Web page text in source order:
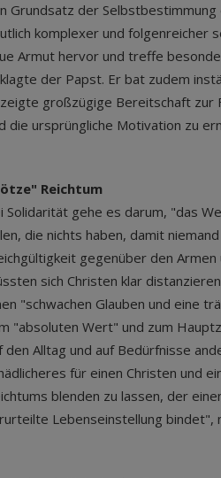
Grundsatz der
komplexer und folgenreicher
Armut hervor und treffe
der Papst. Er bat zudem
großzügige Bereitschaft zur
die ursprüngliche Motivation zu
Reichtum
Solidarität gehe es darum, "das
die nichts haben, damit
gegenüber den
sich Christen klar
"schwachen Glauben und eine
"absoluten Wert" und zum
den Alltag und auf Bedürfnisse
für einen Christen und
blenden zu lassen, der
Lebenseinstellung bindet",